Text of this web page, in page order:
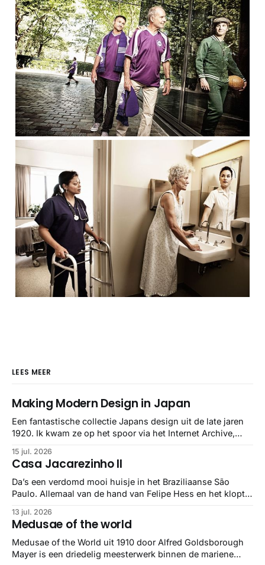
LEES MEER
Making Modern Design in Japan
Een fantastische collectie Japans design uit de late jaren
1920. Ik kwam ze op het spoor via het Internet Archive,
gebundeld in een: boek ✨ Daarin hebben ze alle scans een
stuk netter getrokken, maar op deze manier vind ik ze er
minstens
15 jul. 2026
Casa Jacarezinho II
Da’s een verdomd mooi huisje in het Braziliaanse São
Paulo. Allemaal van de hand van Felipe Hess en het klopt
13 jul. 2026
Medusae of the world
Medusae of the World uit 1910 door Alfred Goldsborough
Mayer is een driedelig meesterwerk binnen de mariene